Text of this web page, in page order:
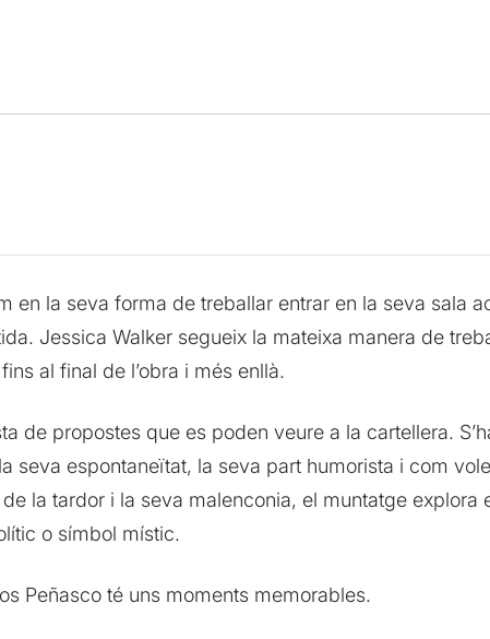
en la seva forma de treballar entrar en la seva sala
Jessica Walker segueix la mateixa manera de
al final de l’obra i més enllà.
de propostes que es poden veure a la cartellera.
seva espontaneïtat, la seva part humorista i com
la tardor i la seva malenconia, el muntatge explora
o símbol místic.
Peñasco té uns moments memorables.